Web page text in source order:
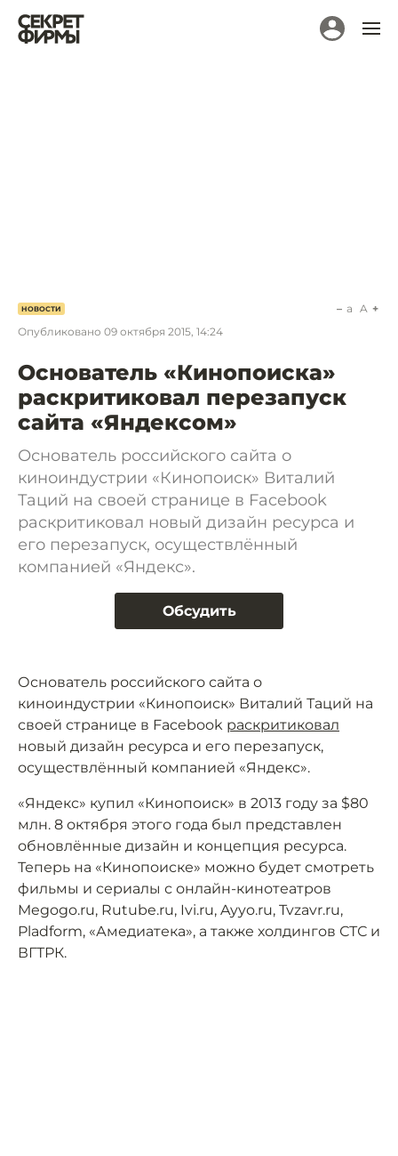
НОВОСТИ
Опубликовано 09 октября 2015, 14:24
a A
Основатель «Кинопоиска»
раскритиковал перезапуск
сайта «Яндексом»
Основатель российского сайта о
киноиндустрии «Кинопоиск» Виталий
Таций на своей странице в Facebook
раскритиковал новый дизайн ресурса и
его перезапуск, осуществлённый
компанией «Яндекс».
Обсудить
Основатель российского сайта о
киноиндустрии «Кинопоиск» Виталий Таций на
своей странице в Facebook раскритиковал
новый дизайн ресурса и его перезапуск,
осуществлённый компанией «Яндекс».
«Яндекс» купил «Кинопоиск» в 2013 году за $80
млн. 8 октября этого года был представлен
обновлённые дизайн и концепция ресурса.
Теперь на «Кинопоиске» можно будет смотреть
фильмы и сериалы с онлайн-кинотеатров
Megogo.ru, Rutube.ru, Ivi.ru, Ayyo.ru, Tvzavr.ru,
Pladform, «Амедиатека», а также холдингов СТС и
ВГТРК.